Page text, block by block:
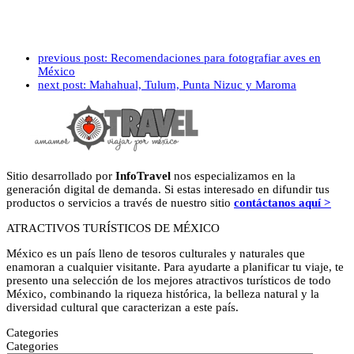
previous post: Recomendaciones para fotografiar aves en
México
next post: Mahahual, Tulum, Punta Nizuc y Maroma
Sitio desarrollado por InfoTravel nos especializamos en la
generación digital de demanda. Si estas interesado en difundir tus
productos o servicios a través de nuestro sitio contáctanos aquí >
ATRACTIVOS TURÍSTICOS DE MÉXICO
México es un país lleno de tesoros culturales y naturales que
enamoran a cualquier visitante. Para ayudarte a planificar tu viaje, te
presento una selección de los mejores atractivos turísticos de todo
México, combinando la riqueza histórica, la belleza natural y la
diversidad cultural que caracterizan a este país.
Categories
Categories